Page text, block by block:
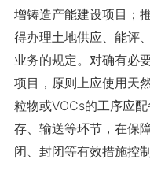
增铸造产能建设项目；
得办理土地供应、能评
业务的规定。对确有必
项目，原则上应使用天
粒物或VOCs的工序应
存、输送等环节，在保
闭、封闭等有效措施控